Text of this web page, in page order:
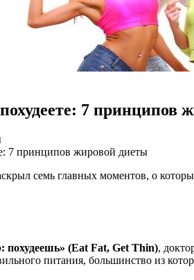
7 принципов
7 принципoв жирoвoй диеты
семь главных моментов, о
(Eat Fat, Get Thin),
питания, большинство из